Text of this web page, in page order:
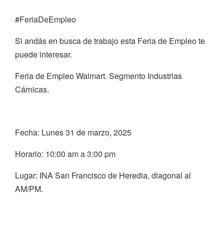
#FeriaDeEmpleo
Si andás en busca de trabajo esta Feria de Empleo te
puede interesar.
Feria de Empleo Walmart. Segmento Industrias
Cárnicas.
Fecha: Lunes 31 de marzo, 2025
Horario: 10:00 am a 3:00 pm
Lugar: INA San Francisco de Heredia, diagonal al
AM/PM.